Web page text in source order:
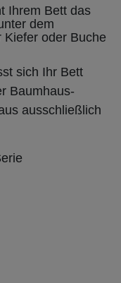
Ihrem Bett das
dem
Kiefer oder Buche
sich Ihr Bett
Baumhaus-
ausschließlich